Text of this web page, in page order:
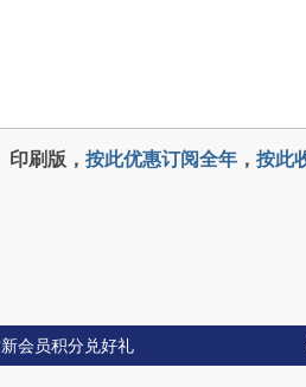
刷版， 按此优惠订阅全年 ， 按此
会员积分兑好礼